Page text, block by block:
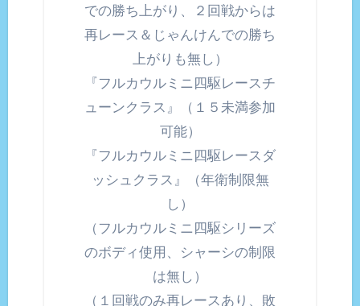
での勝ち上がり、２回戦からは
再レース＆じゃんけんでの勝ち
上がりも無し）
『フルカウルミニ四駆レースチ
ューンクラス』（１５未満参加
可能）
『フルカウルミニ四駆レースダ
ッシュクラス』（年衛制限無
し）
（フルカウルミニ四駆シリーズ
のボディ使用、シャーシの制限
は無し）
（１回戦のみ再レースあり、敗